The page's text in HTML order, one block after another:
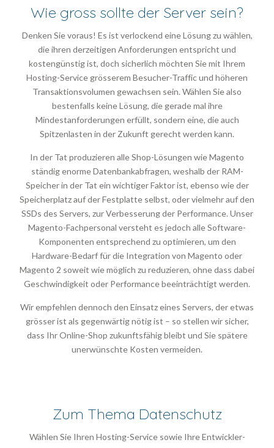
Wie gross sollte der Server sein?
Denken Sie voraus! Es ist verlockend eine Lösung zu wählen,
die ihren derzeitigen Anforderungen entspricht und
kostengünstig ist, doch sicherlich möchten Sie mit Ihrem
Hosting-Service grösserem Besucher-Traffic und höheren
Transaktionsvolumen gewachsen sein. Wählen Sie also
bestenfalls keine Lösung, die gerade mal ihre
Mindestanforderungen erfüllt, sondern eine, die auch
Spitzenlasten in der Zukunft gerecht werden kann.
In der Tat produzieren alle Shop-Lösungen wie Magento
ständig enorme Datenbankabfragen, weshalb der RAM-
Speicher in der Tat ein wichtiger Faktor ist, ebenso wie der
Speicherplatz auf der Festplatte selbst, oder vielmehr auf den
SSDs des Servers, zur Verbesserung der Performance. Unser
Magento-Fachpersonal versteht es jedoch alle Software-
Komponenten entsprechend zu optimieren, um den
Hardware-Bedarf für die Integration von Magento oder
Magento 2 soweit wie möglich zu reduzieren, ohne dass dabei
Geschwindigkeit oder Performance beeinträchtigt werden.
Wir empfehlen dennoch den Einsatz eines Servers, der etwas
grösser ist als gegenwärtig nötig ist – so stellen wir sicher,
dass Ihr Online-Shop zukunftsfähig bleibt und Sie spätere
unerwünschte Kosten vermeiden.
Zum Thema Datenschutz
Wählen Sie Ihren Hosting-Service sowie Ihre Entwickler-